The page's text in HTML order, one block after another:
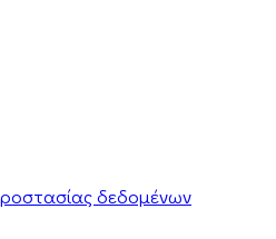
δεδομένων